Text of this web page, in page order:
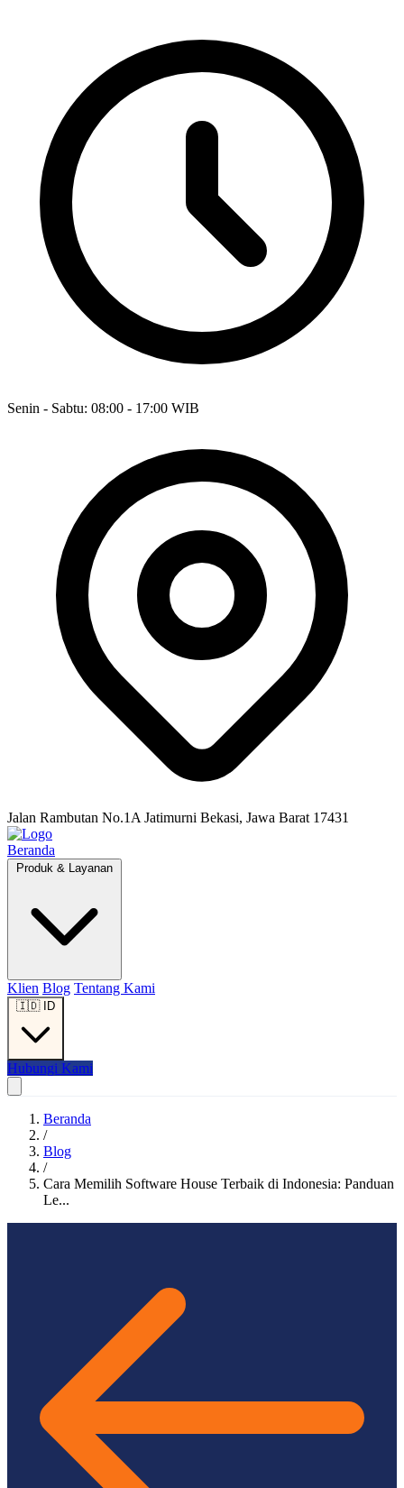
Senin - Sabtu: 08:00 - 17:00 WIB
Jalan Rambutan No.1A Jatimurni Bekasi, Jawa Barat 17431
Beranda
Produk & Layanan
Klien Blog Tentang Kami
🇮🇩 ID
Hubungi Kami
Beranda
/
Blog
/
Cara Memilih Software House Terbaik di Indonesia: Panduan
Le...